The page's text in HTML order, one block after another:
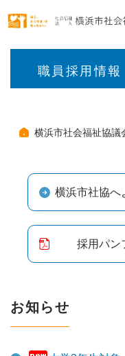
の
ペ
職員採用情報
横浜市社会福祉協議
横浜市社協へ
採用パン
お知らせ